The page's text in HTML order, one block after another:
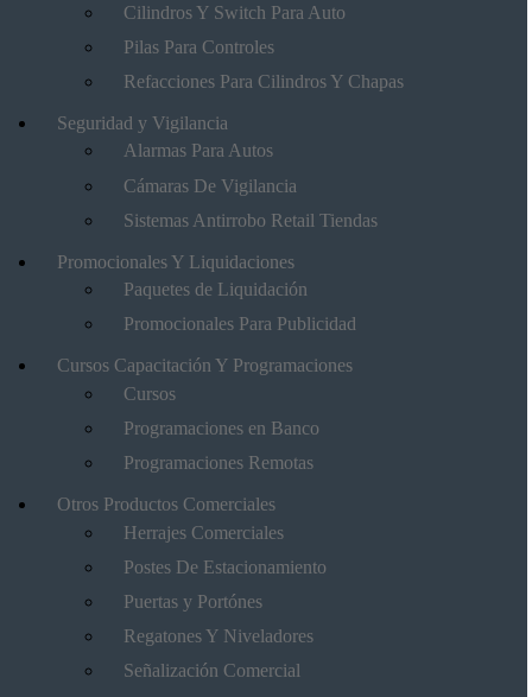
Cilindros Y Switch Para Auto
Pilas Para Controles
Refacciones Para Cilindros Y Chapas
Seguridad y Vigilancia
Alarmas Para Autos
Cámaras De Vigilancia
Sistemas Antirrobo Retail Tiendas
Promocionales Y Liquidaciones
Paquetes de Liquidación
Promocionales Para Publicidad
Cursos Capacitación Y Programaciones
Cursos
Programaciones en Banco
Programaciones Remotas
Otros Productos Comerciales
Herrajes Comerciales
Postes De Estacionamiento
Puertas y Portónes
Regatones Y Niveladores
Señalización Comercial